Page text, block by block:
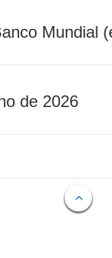
Mundial
de 2026